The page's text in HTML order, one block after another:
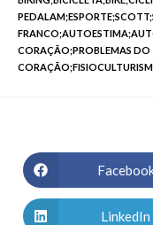
CORAÇÃO;PROBLEMAS DO
LinkedIn